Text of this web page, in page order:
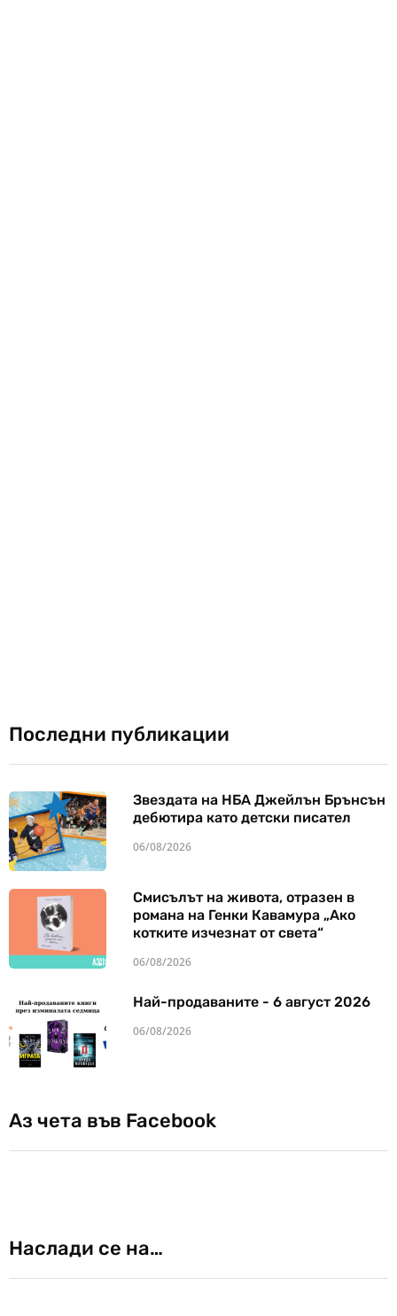
Последни публикации
Звездата на НБА Джейлън Брънсън
дебютира като детски писател
06/08/2026
Смисълът на живота, отразен в
романа на Генки Кавамура „Ако
котките изчезнат от света“
06/08/2026
Най-продаваните - 6 август 2026
06/08/2026
Аз чета във Facebook
Наслади се на…